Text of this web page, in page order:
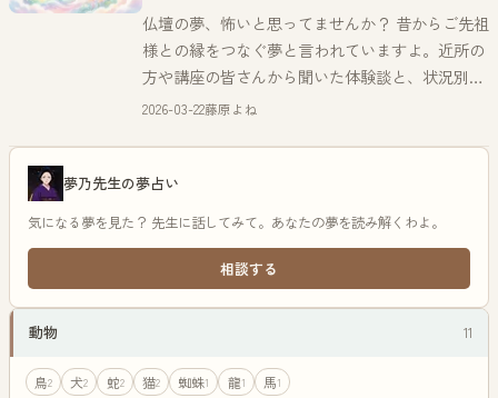
仏壇の夢、怖いと思ってませんか？ 昔からご先祖
様との縁をつなぐ夢と言われていますよ。近所の
方や講座の皆さんから聞いた体験談と、状況別・
感情別の意味をよねが丁寧にお伝えします。
2026-03-22藤原よね
夢乃先生の夢占い
気になる夢を見た？ 先生に話してみて。あなたの夢を読み解くわよ。
相談する
動物 11
鳥2 犬2 蛇2 猫2 蜘蛛1 龍1 馬1